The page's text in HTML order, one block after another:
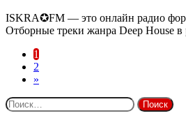
ISKRA✪FM — это онлайн радио
Отборные треки жанра Deep House
1
2
»
Найти: